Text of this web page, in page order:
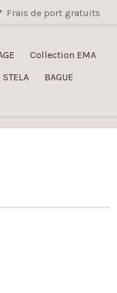
Frais de port gratuits
Collection EMA
STELA
BAGUE